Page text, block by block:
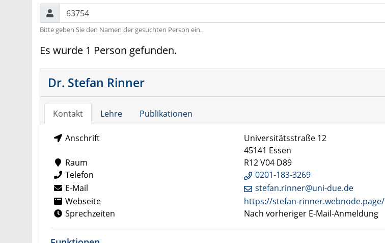
Suchen
Bitte geben Sie den Namen der gesuchten Person ein.
Es wurde 1 Person gefunden.
Dr. Stefan Rinner
Kontakt Lehre Publikationen
Anschrift
Universitätsstraße 12
45141 Essen
Raum
R12 V04 D89
Telefon
0201-183-3269
E-Mail
stefan.rinner@uni-due.de
Webseite
https://stefan-rinner.webnode.page/
Sprechzeiten
Nach vorheriger E-Mail-Anmeldung